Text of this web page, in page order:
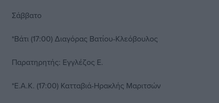
Σάββατο
*Βάτι (17:00) Διαγόρας Βατίου-Κλεόβουλος
Παρατηρητής: Εγγλέζος Ε.
*Ε.Α.Κ. (17:00) Κατταβιά-Ηρακλής Μαριτσών